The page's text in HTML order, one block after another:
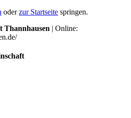
oderzur Startseite springen.
Thannhausen | Online: